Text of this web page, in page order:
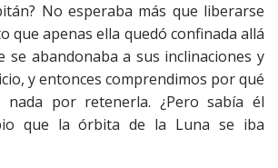
No esperaba más que liberarse
que apenas ella quedó confinada allá
se abandonaba a sus inclinaciones y
y entonces comprendimos por qué
nada por retenerla. ¿Pero sabía él
que la órbita de la Luna se iba